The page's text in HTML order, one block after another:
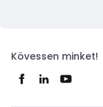
Kövessen minket!